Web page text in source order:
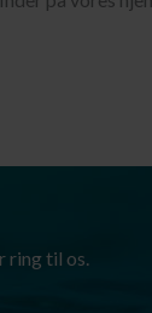
ring til os.